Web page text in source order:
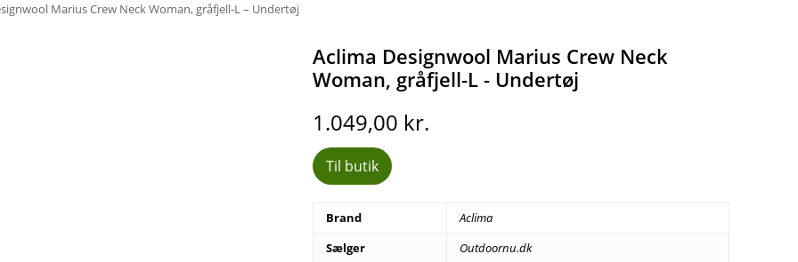
Marius Crew Neck Woman, gråfjell-L – Undertøj
Aclima Designwool Marius Crew Neck
Woman, gråfjell-L - Undertøj
1.049,00 kr.
Til butik
Brand
Aclima
Sælger
Outdoornu.dk